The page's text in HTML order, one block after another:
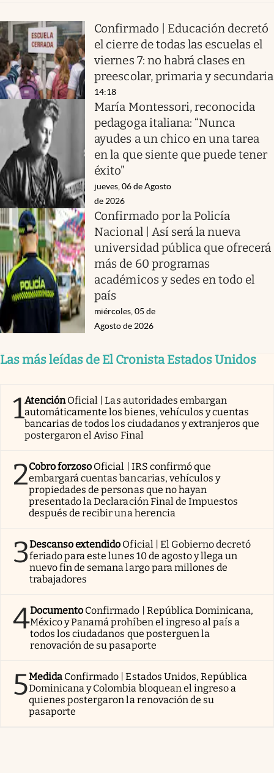
Confirmado | Educación decretó
el cierre de todas las escuelas el
viernes 7: no habrá clases en
preescolar, primaria y secundaria
14:18
María Montessori, reconocida
pedagoga italiana: “Nunca
ayudes a un chico en una tarea
en la que siente que puede tener
éxito”
jueves, 06 de Agosto
de 2026
Confirmado por la Policía
Nacional | Así será la nueva
universidad pública que ofrecerá
más de 60 programas
académicos y sedes en todo el
país
miércoles, 05 de
Agosto de 2026
Las más leídas de El Cronista Estados Unidos
1AtenciónOficial | Las autoridades embargan
automáticamente los bienes, vehículos y cuentas
bancarias de todos los ciudadanos y extranjeros que
postergaron el Aviso Final
2Cobro forzoso Oficial | IRS confirmó que
embargará cuentas bancarias, vehículos y
propiedades de personas que no hayan
presentado la Declaración Final de Impuestos
después de recibir una herencia
3Descanso extendido Oficial | El Gobierno decretó
feriado para este lunes 10 de agosto y llega un
nuevo fin de semana largo para millones de
trabajadores
4Documento Confirmado | República Dominicana,
México y Panamá prohíben el ingreso al país a
todos los ciudadanos que posterguen la
renovación de su pasaporte
5Medida Confirmado | Estados Unidos, República
Dominicana y Colombia bloquean el ingreso a
quienes postergaron la renovación de su
pasaporte